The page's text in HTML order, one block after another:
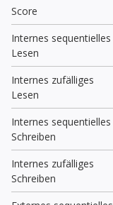
Score
Internes sequentielles
Lesen
Internes zufälliges
Lesen
Internes sequentielles
Schreiben
Internes zufälliges
Schreiben